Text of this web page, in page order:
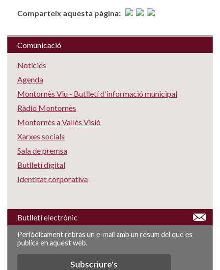
Comparteix aquesta pàgina:
Comunicació
Notícies
Agenda
Montornès Viu - Butlletí d'informació municipal
Ràdio Montornès
Montornès a Vallès Visió
Xarxes socials
Sala de premsa
Butlletí digital
Identitat corporativa
Butlletí electrònic
Periòdicament rebràs un e-mail amb un resum del que es
publica en aquest web.
Subscriure's